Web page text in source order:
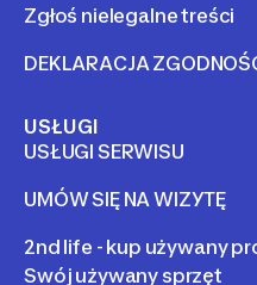
Zgłoś nielegalne treści
DEKLARACJA
USŁUGI
USŁUGI SERWISU
UMÓW SIĘ NA WIZYTĘ
2nd life - kup używany
Swój używany sprzęt